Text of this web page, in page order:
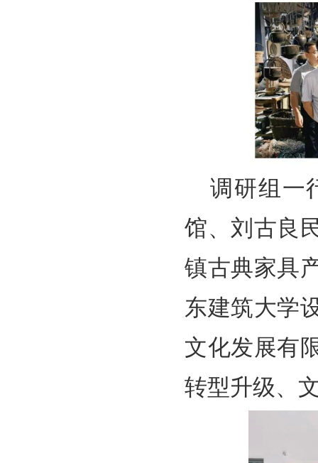
调研组一
馆、刘古良
镇古典家具
东建筑大学
文化发展有
转型升级、